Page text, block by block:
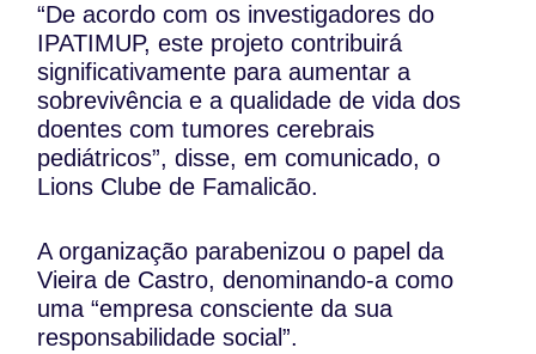
“De acordo com os investigadores do
IPATIMUP, este projeto contribuirá
significativamente para aumentar a
sobrevivência e a qualidade de vida dos
doentes com tumores cerebrais
pediátricos”, disse, em comunicado, o
Lions Clube de Famalicão.
A organização parabenizou o papel da
Vieira de Castro, denominando-a como
uma “empresa consciente da sua
responsabilidade social”.